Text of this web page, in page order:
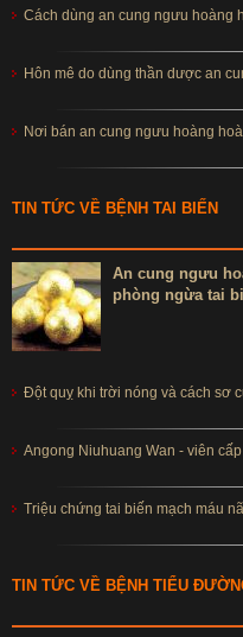
Cách dùng an cung ngưu hoàng
Hôn mê do dùng thần dược an
Nơi bán an cung ngưu hoàng
TIN TỨC VỀ BỆNH TAI BIẾN
An cung ngưu
phòng ngừa tai
Đột quỵ khi trời nóng và cách sơ
Angong Niuhuang Wan - viên
Triệu chứng tai biến mạch máu
TIN TỨC VỀ BỆNH TIỂU